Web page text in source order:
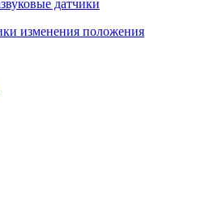
датчики
изменения положения